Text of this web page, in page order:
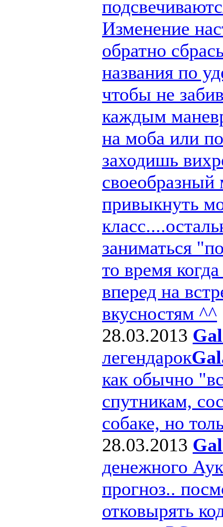
Изменение
обратно
названия по
чтобы не
каждым
на моба или
заходишь
своеобразный
привыкнуть
заниматься
то время
вперед на
вкусностям ^^
28.03.2013
легендарок
как обычно
спутникам,
собаке, но
28.03.2013
денежного
прогноз..
отковырять